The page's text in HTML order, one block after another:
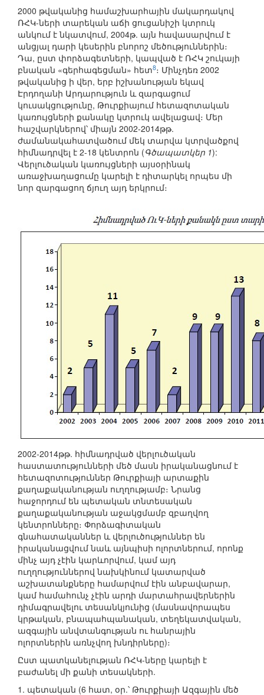
2000 թվականից համաշխարհային մակարդակով
ՌՀԿ-ների տարեկան աճի ցուցանիշի կտրուկ
անկում է նկատվում, 2004թ. այն հավասարվում է
անցյալ դարի կեսերին բնորոշ մեծություններին։
Դա, ըստ փորձագետների, կապված է ՌՀԿ շուկայի
բնական «գերհագեցման» հետ8։ Մինչդեռ 2002
թվականից ի վեր, երբ իշխանության եկավ
Էրդողանի Արդարություն և զարգացում
կուսակցությունը, Թուրքիայում հետազոտական
կառույցների քանակը կտրուկ ավելացավ։ Մեր
հաշվարկներով՝ միայն 2002-2014թթ.
ժամանակահատվածում մեկ տարվա կտրվածքով
հիմնադրվել է 2-18 կենտրոն (Գծապատկեր 1):
Վերլուծական կառույցների այսօրինակ
առաջխաղացումը կարելի է դիտարկել որպես մի
նոր զարգացող ճյուղ այդ երկրում։
2002-2014թթ. հիմնադրված վերլուծական
հաստատությունների մեծ մասն իրականացնում է
հետազոտություններ Թուրքիայի արտաքին
քաղաքականության ուղղությամբ։ Նրանց
հաջորդում են պետական տնտեսական
քաղաքականության աջակցմամբ զբաղվող
կենտրոնները։ Փորձագիտական
գնահատականներ և վերլուծություններ են
իրականացվում նաև այնպիսի ոլորտներում, որոնք
մինչ այդ չէին կարևորվում, կամ այդ
ուղղություններով նախկինում կատարված
աշխատանքները համարվում էին անբավարար,
կամ համահունչ չէին արդի մարտահրավերներին
դիմագրավելու տեսանկյունից (մասնավորապես
կրթական, բնապահպանական, տեղեկատվական,
ազգային անվտանգության ու հանրային
ոլորտներին առնչվող խնդիրները)։
Ըստ պատկանելության ՌՀԿ-ները կարելի է
բաժանել մի քանի տեսակների.
1. պետական (6 հատ, օր.՝ Թուրքիայի Ազգային մեծ